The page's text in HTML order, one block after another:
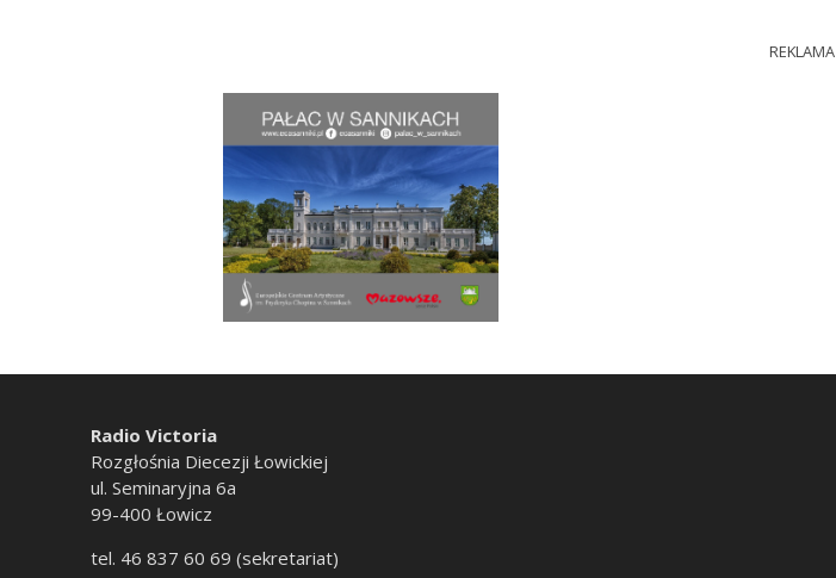
REKLAMA
Radio Victoria
Rozgłośnia Diecezji Łowickiej
ul. Seminaryjna 6a
99-400 Łowicz
tel. 46 837 60 69 (sekretariat)